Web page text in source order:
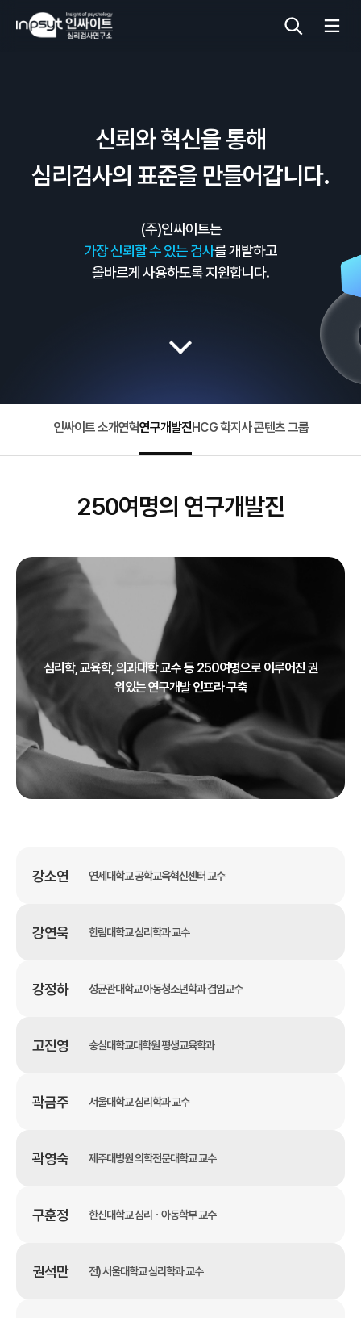
신뢰와 혁신을 통해
심리검사의 표준을 만들어갑니다.
(주)인싸이트는
가장 신뢰할 수 있는 검사를 개발하고
올바르게 사용하도록 지원합니다.
인싸이트 소개연혁연구개발진HCG 학지사 콘텐츠 그룹
250여명의 연구개발진
심리학, 교육학, 의과대학 교수 등 250여명으로 이루어진 권
위있는 연구개발 인프라 구축
강소연 연세대학교 공학교육혁신센터 교수
강연욱 한림대학교 심리학과 교수
강정하 성균관대학교 아동청소년학과 겸임교수
고진영 숭실대학교대학원 평생교육학과
곽금주 서울대학교 심리학과 교수
곽영숙 제주대병원 의학전문대학교 교수
구훈정 한신대학교 심리ㆍ아동학부 교수
권석만 전) 서울대학교 심리학과 교수